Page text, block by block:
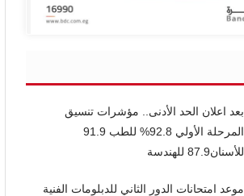
بعد اعلان الحد الأدنى.. مؤشرات تنسيق
المرحلة الأولي 92.8% للطب 91.9
للأسنان87.9 للهندسة
موعد امتحانات الدور الثاني للدبلومات الفنية